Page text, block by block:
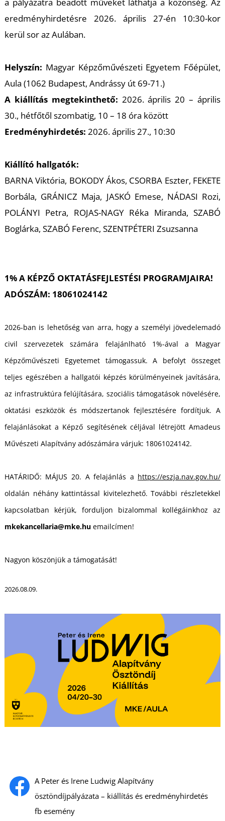
A Peter és Irene Ludwig Alapítvány
ösztöndíjpályázata – kiállítás és eredményhirdetés
fb esemény
a pályázatra beadott műveket láthatja a közönség. Az
eredményhirdetésre 2026. április 27-én 10:30-kor
kerül sor az Aulában.
Helyszín: Magyar Képzőművészeti Egyetem Főépület,
Aula (1062 Budapest, Andrássy út 69-71.)
A kiállítás megtekinthető: 2026. április 20 – április
30., hétfőtől szombatig, 10 – 18 óra között
Eredményhirdetés: 2026. április 27., 10:30
Kiállító hallgatók:
BARNA Viktória, BOKODY Ákos, CSORBA Eszter, FEKETE
Borbála, GRÁNICZ Maja, JASKÓ Emese, NÁDASI Rozi,
POLÁNYI Petra, ROJAS-NAGY Réka Miranda, SZABÓ
Boglárka, SZABÓ Ferenc, SZENTPÉTERI Zsuzsanna
1% A KÉPZŐ OKTATÁSFEJLESTÉSI PROGRAMJAIRA!
ADÓSZÁM: 18061024142
2026-ban is lehetőség van arra, hogy a személyi jövedelemadó
civil szervezetek számára felajánlható 1%-ával a Magyar
Képzőművészeti Egyetemet támogassuk. A befolyt összeget
teljes egészében a hallgatói képzés körülményeinek javítására,
az infrastruktúra felújítására, szociális támogatások növelésére,
oktatási eszközök és módszertanok fejlesztésére fordítjuk. A
felajánlásokat a Képző segítésének céljával létrejött Amadeus
Művészeti Alapítvány adószámára várjuk: 18061024142.
HATÁRIDŐ: MÁJUS 20. A felajánlás a https://eszja.nav.gov.hu/
oldalán néhány kattintással kivitelezhető. További részletekkel
kapcsolatban kérjük, forduljon bizalommal kollégáinkhoz az
mkekancellaria@mke.huemailcímen!
Nagyon köszönjük a támogatását!
2026.08.09.